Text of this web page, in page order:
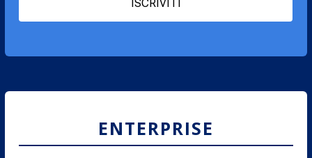
ISCRIVITI
ENTERPRISE